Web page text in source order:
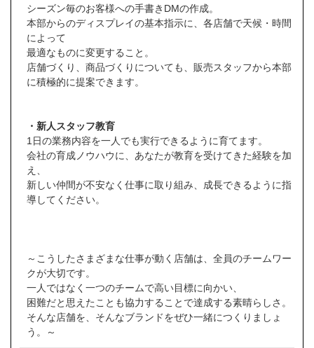
シーズン毎のお客様への手書きDMの作成。
本部からのディスプレイの基本指示に、各店舗で天候・時間
によって
最適なものに変更すること。
店舗づくり、商品づくりについても、販売スタッフから本部
に積極的に提案できます。
・新人スタッフ教育
1日の業務内容を一人でも実行できるように育てます。
会社の育成ノウハウに、あなたが教育を受けてきた経験を加
え、
新しい仲間が不安なく仕事に取り組み、成長できるように指
導してください。
～こうしたさまざまな仕事が動く店舗は、全員のチームワー
クが大切です。
一人ではなく一つのチームで高い目標に向かい、
困難だと思えたことも協力することで達成する素晴らしさ。
そんな店舗を、そんなブランドをぜひ一緒につくりましょ
う。～